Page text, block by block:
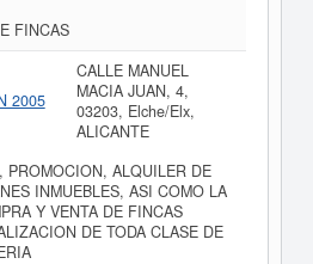
FINCAS
2005
CALLE MANUEL
MACIA JUAN, 4,
03203, Elche/Elx,
ALICANTE
PROMOCION, ALQUILER DE
INMUEBLES, ASI COMO LA
Y VENTA DE FINCAS
DE TODA CLASE DE